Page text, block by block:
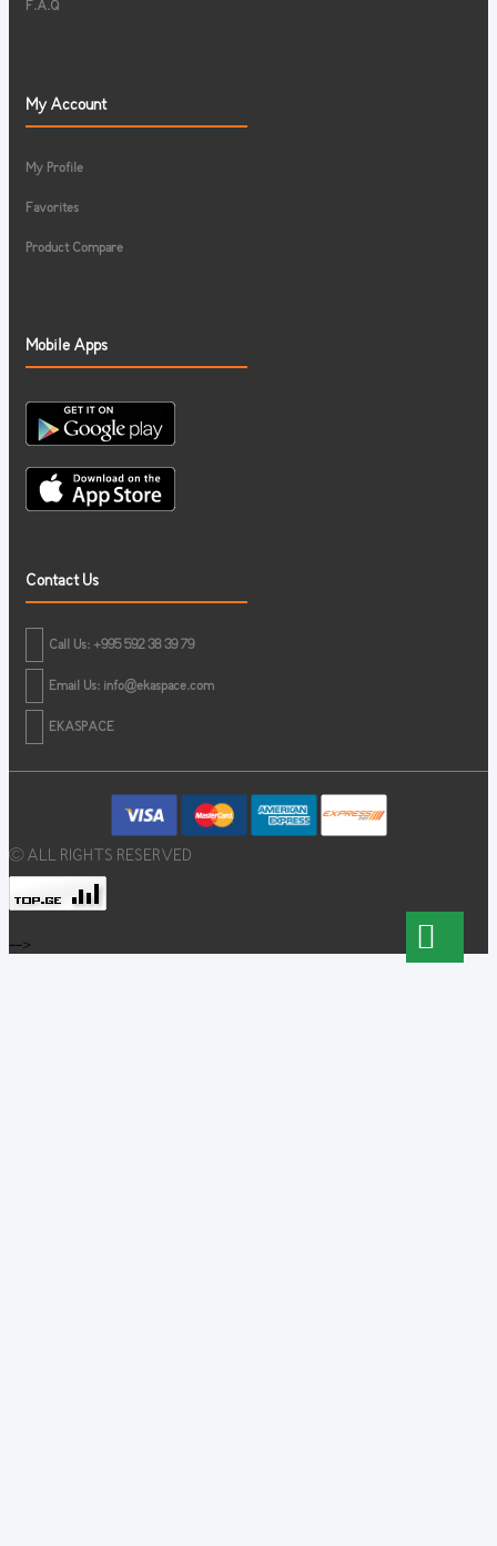
F.A.Q
My Account
My Profile
Favorites
Product Compare
Mobile Apps
Contact Us
Call Us: +995 592 38 39 79
Email Us: info@ekaspace.com
EKASPACE
© ALL RIGHTS RESERVED
-->